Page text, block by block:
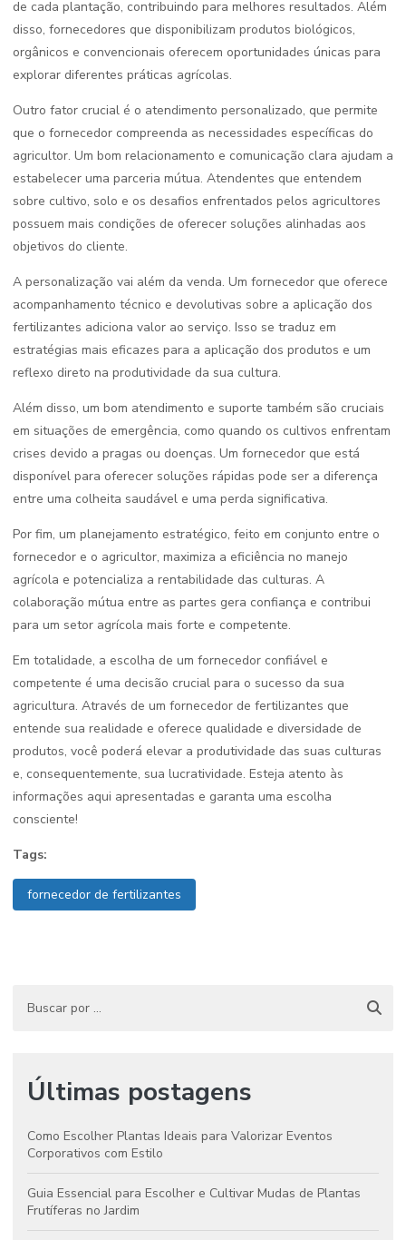
de cada plantação, contribuindo para melhores resultados. Além
disso, fornecedores que disponibilizam produtos biológicos,
orgânicos e convencionais oferecem oportunidades únicas para
explorar diferentes práticas agrícolas.
Outro fator crucial é o atendimento personalizado, que permite
que o fornecedor compreenda as necessidades específicas do
agricultor. Um bom relacionamento e comunicação clara ajudam a
estabelecer uma parceria mútua. Atendentes que entendem
sobre cultivo, solo e os desafios enfrentados pelos agricultores
possuem mais condições de oferecer soluções alinhadas aos
objetivos do cliente.
A personalização vai além da venda. Um fornecedor que oferece
acompanhamento técnico e devolutivas sobre a aplicação dos
fertilizantes adiciona valor ao serviço. Isso se traduz em
estratégias mais eficazes para a aplicação dos produtos e um
reflexo direto na produtividade da sua cultura.
Além disso, um bom atendimento e suporte também são cruciais
em situações de emergência, como quando os cultivos enfrentam
crises devido a pragas ou doenças. Um fornecedor que está
disponível para oferecer soluções rápidas pode ser a diferença
entre uma colheita saudável e uma perda significativa.
Por fim, um planejamento estratégico, feito em conjunto entre o
fornecedor e o agricultor, maximiza a eficiência no manejo
agrícola e potencializa a rentabilidade das culturas. A
colaboração mútua entre as partes gera confiança e contribui
para um setor agrícola mais forte e competente.
Em totalidade, a escolha de um fornecedor confiável e
competente é uma decisão crucial para o sucesso da sua
agricultura. Através de um fornecedor de fertilizantes que
entende sua realidade e oferece qualidade e diversidade de
produtos, você poderá elevar a produtividade das suas culturas
e, consequentemente, sua lucratividade. Esteja atento às
informações aqui apresentadas e garanta uma escolha
consciente!
Tags:
fornecedor de fertilizantes
Últimas postagens
Como Escolher Plantas Ideais para Valorizar Eventos
Corporativos com Estilo
Guia Essencial para Escolher e Cultivar Mudas de Plantas
Frutíferas no Jardim